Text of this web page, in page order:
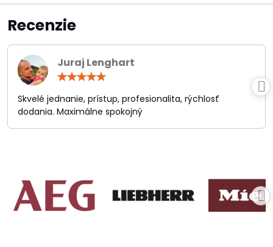
Recenzie
Juraj Lenghart
/
5
Skvelé jednanie, prístup, profesionalita, rýchlosť
dodania. Maximálne spokojný